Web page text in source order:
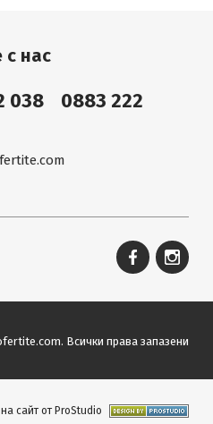
с нас
038
0883 222
Всички права запазени
сайт от ProStudio